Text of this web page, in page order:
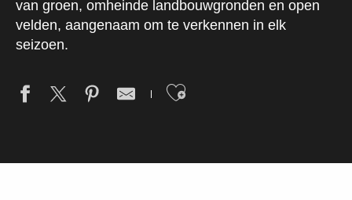
van groen, omheinde landbouwgronden en open
velden, aangenaam om te verkennen in elk
seizoen.
Ajouter aux